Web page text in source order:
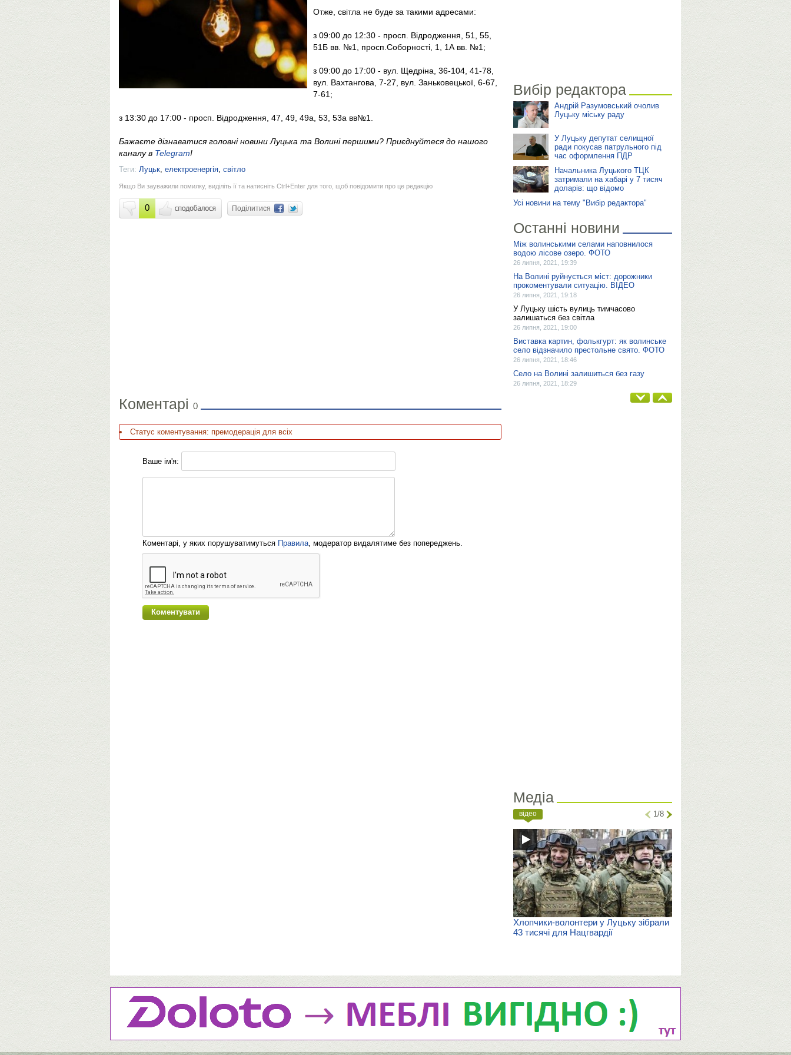
Отже, світла не буде за такими адресами:
з 09:00 до 12:30 - просп. Відродження, 51, 55,
51Б вв. №1, просп.Соборності, 1, 1А вв. №1;
з 09:00 до 17:00 - вул. Щедріна, 36-104, 41-78,
вул. Вахтангова, 7-27, вул. Заньковецької, 6-67,
7-61;
з 13:30 до 17:00 - просп. Відродження, 47, 49, 49а, 53, 53а вв№1.
Бажаєте дізнаватися головні новини Луцька та Волині першими? Приєднуйтеся до нашого
каналу в Telegram!
Теги: Луцьк, електроенергія, світло
Якщо Ви зауважили помилку, виділіть її та натисніть Ctrl+Enter для того, щоб повідомити про це редакцію
0 Поділитися
Коментарі 0
Статус коментування: премодерація для всіх
Ваше ім'я:
Коментарі, у яких порушуватимуться Правила, модератор видалятиме без попереджень.
Вибір редактора
Андрій Разумовський очолив
Луцьку міську раду
У Луцьку депутат селищної
ради покусав патрульного під
час оформлення ПДР
Начальника Луцького ТЦК
затримали на хабарі у 7 тисяч
доларів: що відомо
Усі новини на тему "Вибір редактора"
Останні новини
Між волинськими селами наповнилося
водою лісове озеро. ФОТО
26 липня, 2021, 19:39
На Волині руйнується міст: дорожники
прокоментували ситуацію. ВІДЕО
26 липня, 2021, 19:18
У Луцьку шість вулиць тимчасово
залишаться без світла
26 липня, 2021, 19:00
Виставка картин, фолькгурт: як волинське
село відзначило престольне свято. ФОТО
26 липня, 2021, 18:46
Село на Волині залишиться без газу
26 липня, 2021, 18:29
Медіа
відео 1/8
Хлопчики-волонтери у Луцьку зібрали
43 тисячі для Нацгвардії